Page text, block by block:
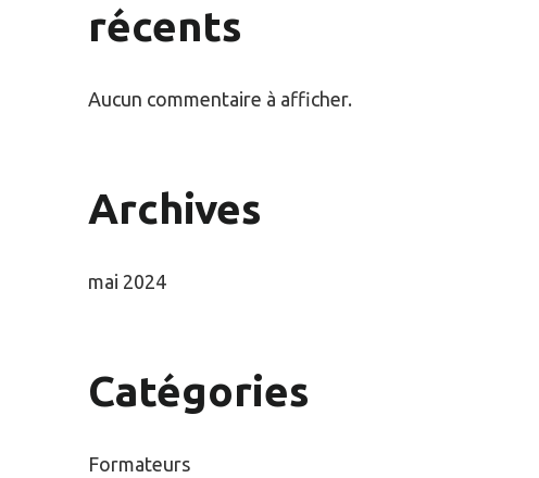
récents
Aucun commentaire à afficher.
Archives
mai 2024
Catégories
Formateurs